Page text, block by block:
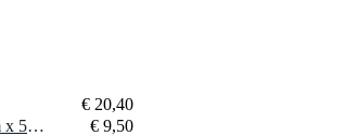
€ 20,40
1 x Innox ETA GAF-01-BK Gaffa Tape 50 mm x 50 m zwart
€ 9,50